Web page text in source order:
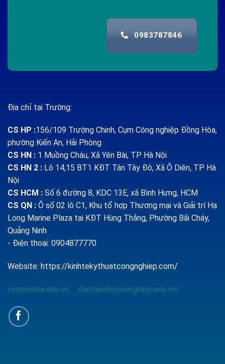
0983787846
Địa chỉ tại Trường:
CS HP :156/109 Trường Chinh, Cụm Công nghiệp Đồng Hòa,
phường Kiến An, Hải Phòng
CS HN : 1 Muồng Cháu, Xã Yên Bài, TP Hà Nội
CS HN 2 : Lô 14,15 BT1 KĐT Tân Tây Đô, Xã Ô Diên, TP Hà
Nội
CS HCM : Số 6 đường 8, KDC 13E, xã Bình Hưng, HCM
CS QN : Ô số 02 lô C1, Khu tổ hợp Thương mại và Giải trí Hạ
Long Marine Plaza tại KĐT Hùng Thắng, Phường Bãi Cháy,
Quảng Ninh
- Điện thoại: 0904877770
Website: https://kinhtekythuatcongnghiep.com/
nvsponline.edu.vn , daotaochuyennghiep.edu.vn/